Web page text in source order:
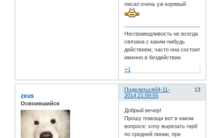
писал очень уж корявый
Несправедливость не всегда
связана с каким-нибудь
действием; часто она состоит
именно в бездействии.
+1
Поделиться 13
04-11-
2014 21:59:55
zeus
Освоившийся
Добрый вечер!
Прошу помощи вот в каком
вопросе: хочу вырезать герб
по средней линии, при